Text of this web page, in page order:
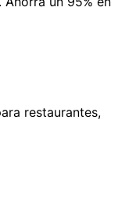
restaurantes,